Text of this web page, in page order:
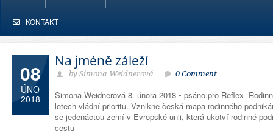
KONTAKT
08
ÚNO
2018
Na jméně záleží
by Simona Weidnerová 0 Comment
Simona Weidnerová 8. února 2018 • psáno pro Reflex
letech vládní prioritu. Vznikne česká mapa rodinného
se jedenáctou zemí v Evropské unii, která ukotví rodinné
cestu